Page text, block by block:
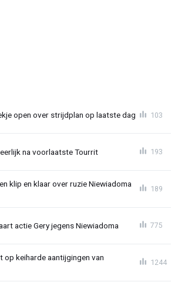
open over strijdplan op laatste dag 103
na voorlaatste Tourrit 193
klip en klaar over ruzie Niewiadoma
189
actie Gery jegens Niewiadoma 775
op keiharde aantijgingen van
1244